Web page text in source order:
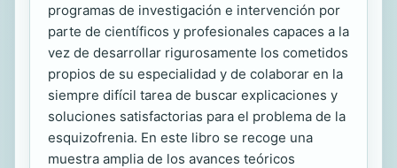
programas de investigación e intervención por
parte de científicos y profesionales capaces a la
vez de desarrollar rigurosamente los cometidos
propios de su especialidad y de colaborar en la
siempre difícil tarea de buscar explicaciones y
soluciones satisfactorias para el problema de la
esquizofrenia. En este libro se recoge una
muestra amplia de los avances teóricos